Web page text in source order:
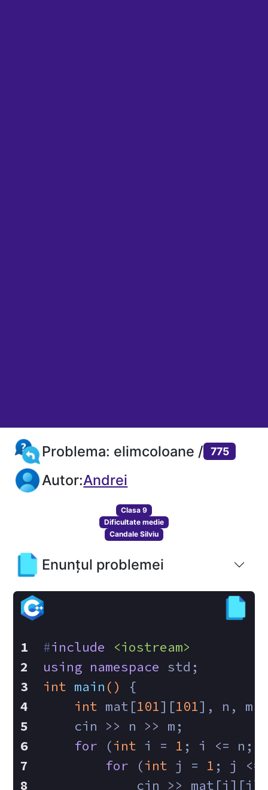
Problema: elimcoloane / 775
Autor:Andrei
Clasa 9
Dificultate medie
Candale Silviu
Enunțul problemei
#include
<iostream>
using namespace std;
int main ()
{
int mat[101][101], n, m;
    cin >> n >> m;
for (int i = 1 ; i <= n;
for (int j = 1 ; j <=
cin >>